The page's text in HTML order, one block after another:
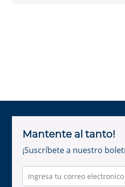
Mantente al tanto!
¡Suscríbete a nuestro